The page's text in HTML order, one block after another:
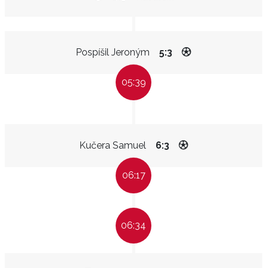
Pospíšil Jeroným 5:3
05:39
Kučera Samuel 6:3
06:17
06:34